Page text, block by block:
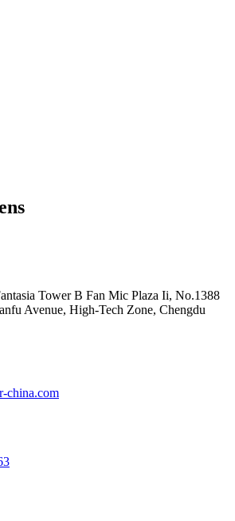
Tower B Fan Mic Plaza Ii, No.1388
Avenue, High-Tech Zone, Chengdu
china.com